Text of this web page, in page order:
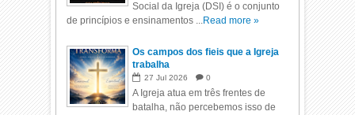
Social da Igreja (DSI) é o conjunto
de princípios e ensinamentos ...Read more »
Os campos dos fieis que a Igreja
trabalha
27 Jul 2026 0
A Igreja atua em três frentes de
batalha, não percebemos isso de